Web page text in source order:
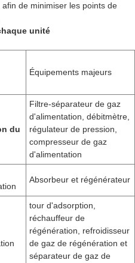
de minimiser les points de
unité
Équipements majeurs
du
Filtre-séparateur de gaz
d'alimentation, débitmètre,
régulateur de pression,
compresseur de gaz
d'alimentation
Absorbeur et régénérateur
tour d'adsorption,
réchauffeur de
régénération, refroidisseur
de gaz de régénération et
séparateur de gaz de